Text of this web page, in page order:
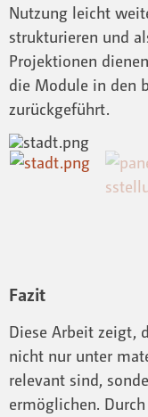
Nutzung leicht
strukturieren und
Projektionen
die Module in den
zurückgeführt.
Fazit
Diese Arbeit zeigt,
nicht nur unter
relevant sind,
ermöglichen.